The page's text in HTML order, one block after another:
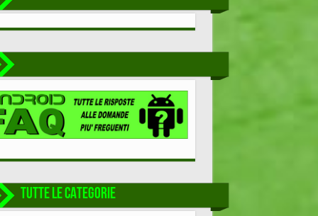
TUTTE LE CATEGORIE